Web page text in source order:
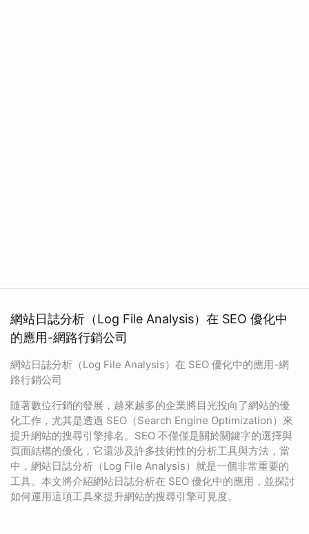
網站日誌分析（Log File Analysis）在 SEO 優化中
的應用-網路行銷公司
網站日誌分析（Log File Analysis）在 SEO 優化中的應用-網
路行銷公司
隨著數位行銷的發展，越來越多的企業將目光投向了網站的優
化工作，尤其是透過 SEO（Search Engine Optimization）來
提升網站的搜尋引擎排名。SEO 不僅僅是關於關鍵字的選擇與
頁面結構的優化，它還涉及許多技術性的分析工具與方法，當
中，網站日誌分析（Log File Analysis）就是一個非常重要的
工具。本文將介紹網站日誌分析在 SEO 優化中的應用，並探討
如何運用這項工具來提升網站的搜尋引擎可見度。